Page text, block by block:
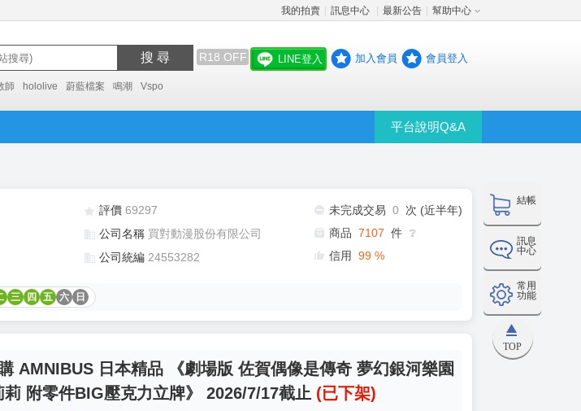
我的拍賣 訊息中心 最新公告 幫助中心
搜 尋 R18 OFF
師 hololive 蔚藍檔案 鳴潮 Vspo
LINE登入 加入會員 會員登入
平台說明Q&A
結帳
訊息
中心
常用
功能
TOP
評價 69297
公司名稱 買對動漫股份有限公司
公司統編 24553282
未完成交易 0
次 (近半年)
商品 7107 件 ❔
信用 99 %
三 四 五 六 日
AMNIBUS 日本精品 《劇場版 佐賀偶像是傳奇 夢幻銀河樂園
莉 附零件BIG壓克力立牌》 2026/7/17截止 (已下架)